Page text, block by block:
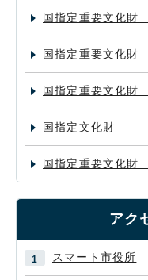
国指定重要文化
国指定重要文化財
国指定重要文化
国指定文化財
国指定重要文化
アク
スマート市役所